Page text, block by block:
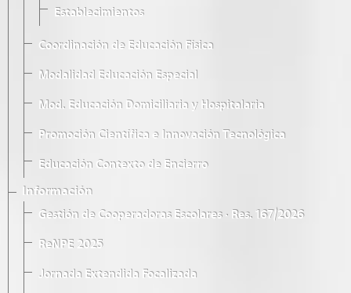
Establecimientos
Coordinación de Educación Física
Modalidad Educación Especial
Mod. Educación Domiciliaria y Hospitalaria
Promoción Científica e Innovación Tecnológica
Educación Contexto de Encierro
Información
Gestión de Cooperadoras Escolares · Res. 167/2026
ReNPE 2025
Jornada Extendida Focalizada